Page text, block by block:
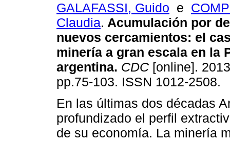
GALAFASSI, Guido e
Claudia. Acumulación por
nuevos cercamientos: el
minería a gran escala en la
argentina. CDC [online].
pp.75-103. ISSN 1012-2508.
En las últimas dos décadas
profundizado el perfil
de su economía. La minería